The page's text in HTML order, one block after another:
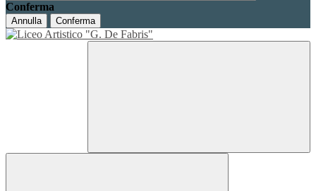
Conferma
Annulla Conferma